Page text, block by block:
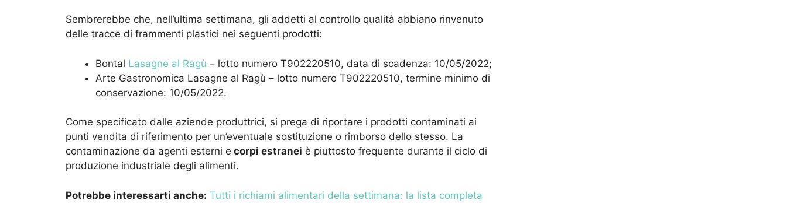
Sembrerebbe che, nell’ultima settimana, gli addetti al controllo qualità abbiano rinvenuto
delle tracce di frammenti plastici nei seguenti prodotti:
Bontal Lasagne al Ragù – lotto numero T902220510, data di scadenza: 10/05/2022;
Arte Gastronomica Lasagne al Ragù – lotto numero T902220510, termine minimo di
conservazione: 10/05/2022.
Come specificato dalle aziende produttrici, si prega di riportare i prodotti contaminati ai
punti vendita di riferimento per un’eventuale sostituzione o rimborso dello stesso. La
contaminazione da agenti esterni e corpi estranei è piuttosto frequente durante il ciclo di
produzione industriale degli alimenti.
Potrebbe interessarti anche: Tutti i richiami alimentari della settimana: la lista completa